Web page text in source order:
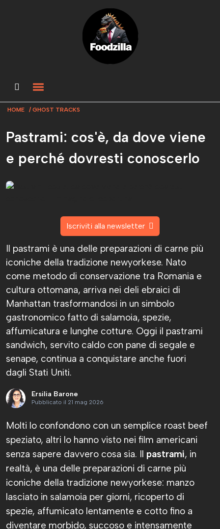
HOME GHOST TRACKS
Pastrami: cos'è, da dove viene
e perché dovresti conoscerlo
Iscriviti alla newsletter
Il pastrami è una delle preparazioni di carne più
iconiche della tradizione newyorkese. Nato
come metodo di conservazione tra Romania e
cultura ottomana, arriva nei deli ebraici di
Manhattan trasformandosi in un simbolo
gastronomico fatto di salamoia, spezie,
affumicatura e lunghe cotture. Oggi il pastrami
sandwich, servito caldo con pane di segale e
senape, continua a conquistare anche fuori
dagli Stati Uniti.
Ersilia Barone
Pubblicato il 21 mag 2026
Molti lo confondono con un semplice roast beef
speziato, altri lo hanno visto nei film americani
senza sapere davvero cosa sia. Il pastrami, in
realtà, è una delle preparazioni di carne più
iconiche della tradizione newyorkese: manzo
lasciato in salamoia per giorni, ricoperto di
spezie, affumicato lentamente e cotto fino a
diventare morbido, succoso e intensamente